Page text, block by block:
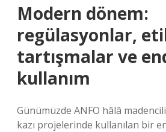
Modern dönem:
regülasyonlar,
tartışmalar ve
kullanım
Günümüzde ANFO hâlâ
kazı projelerinde kullanılan bir